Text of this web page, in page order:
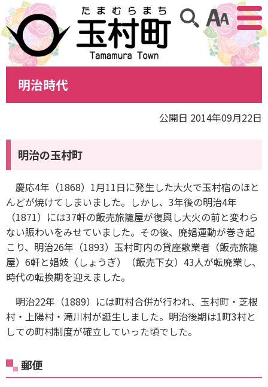
アクセ
サイト内検索
明治時代
公開日 2014年09月22日
明治の玉村町
慶応4年（1868）1月11日に発生した大火で玉村宿のほと
んどが焼けてしまいました。しかし、3年後の明治4年
（1871）には37軒の飯売旅籠屋が復興し大火の前と変わら
ない賑わいをみせていました。その後、廃娼運動が巻き起
こり、明治26年（1893）玉村町内の貸座敷業者（飯売旅籠
屋）6軒と娼妓（しょうぎ）（飯売下女）43人が転廃業し、
時代の転換期を迎えました。
明治22年（1889）には町村合併が行われ、玉村町・芝根
村・上陽村・滝川村が誕生しました。明治後期は1町3村と
しての町村制度が確立していった頃でした。
郵便